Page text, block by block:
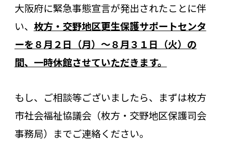
大阪府に緊急事態宣言が発出されたことに伴
い、 枚方・交野地区更生保護サポートセンタ
ーを８月２日（月）～８月３１日（火）の
間、一時休館させていただきます。
もし、ご相談等ございましたら、まずは枚方
市社会福祉協議会（枚方・交野地区保護司会
事務局）までご連絡ください。